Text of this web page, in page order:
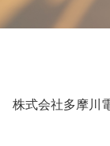
株式会社多摩川